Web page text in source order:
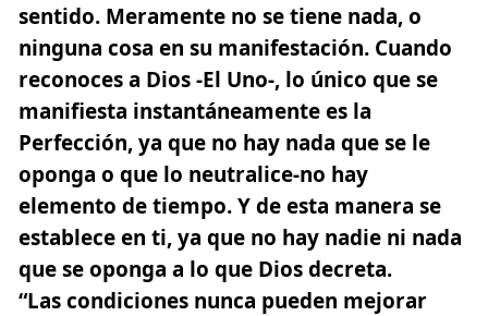
sentido. Meramente no se tiene nada, o
ninguna cosa en su manifestación. Cuando
reconoces a Dios -El Uno-, lo único que se
manifiesta instantáneamente es la
Perfección, ya que no hay nada que se le
oponga o que lo neutralice-no hay
elemento de tiempo. Y de esta manera se
establece en ti, ya que no hay nadie ni nada
que se oponga a lo que Dios decreta.
“Las condiciones nunca pueden mejorar